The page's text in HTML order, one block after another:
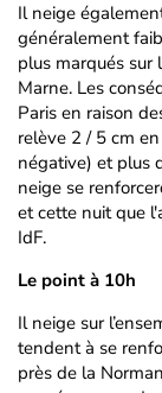
Il neige
généralement
plus marqués sur
Marne. Les
Paris en raison
relève 2 / 5 cm
négative) et plus
neige se
et cette nuit que
IdF.
Le point à 10h
Il neige sur
tendent à se
près de la